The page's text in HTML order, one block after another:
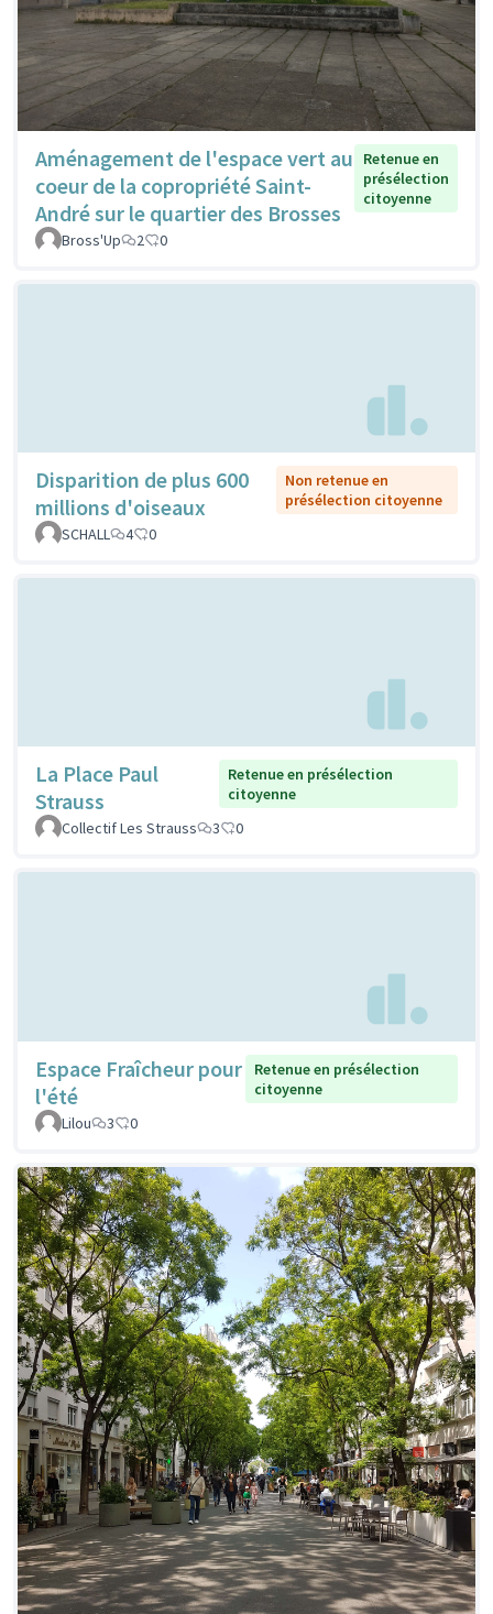
Aménagement de l'espace vert au
coeur de la copropriété Saint-
André sur le quartier des Brosses
Retenue en
présélection
citoyenne
Bross'Up 2 0
Disparition de plus 600
millions d'oiseaux
Non retenue en
présélection citoyenne
SCHALL
4 0
La Place Paul
Strauss
Retenue en présélection
citoyenne
Collectif Les Strauss
3 0
Espace Fraîcheur pour
l'été
Retenue en présélection
citoyenne
Lilou
3 0